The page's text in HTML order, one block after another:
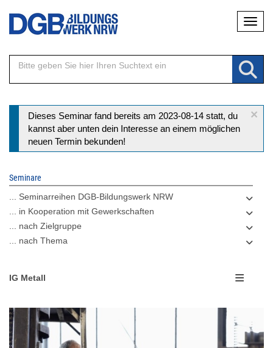
Direkt
Inhalt
×
Statusmeldung
Dieses Seminar fand bereits am 2023-08-14 statt, du
kannst aber unten dein Interesse an einem möglichen
neuen Termin bekunden!
Seminare
... Seminarreihen DGB-Bildungswerk NRW
... in Kooperation mit Gewerkschaften
... nach Zielgruppe
... nach Thema
IG Metall